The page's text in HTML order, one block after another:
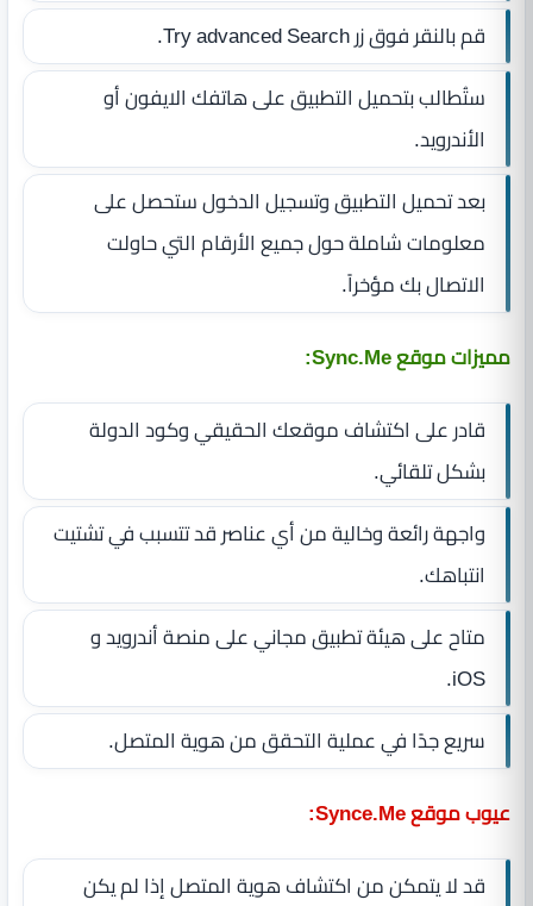
قم بالنقر فوق زر Try advanced Search.
ستُطالب بتحميل التطبيق على هاتفك الايفون أو
الأندرويد.
بعد تحميل التطبيق وتسجيل الدخول ستحصل على
معلومات شاملة حول جميع الأرقام التي حاولت
الاتصال بك مؤخراً.
مميزات موقع Sync.Me:
قادر على اكتشاف موقعك الحقيقي وكود الدولة
بشكل تلقائي.
واجهة رائعة وخالية من أي عناصر قد تتسبب في تشتيت
انتباهك.
متاح على هيئة تطبيق مجاني على منصة أندرويد و
iOS.
سريع جدًا في عملية التحقق من هوية المتصل.
عيوب موقع Synce.Me:
قد لا يتمكن من اكتشاف هوية المتصل إذا لم يكن